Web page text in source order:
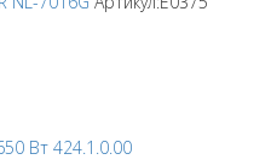
Вт 424.1.0.00